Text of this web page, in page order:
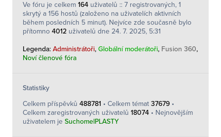
Ve fóru je celkem 164 uživatelů :: 7 registrovaných, 1
skrytý a 156 hostů (založeno na uživatelích aktivních
během posledních 5 minut). Nejvíce zde současně bylo
přítomno 4012 uživatelů dne 24. 7. 2025, 5:31
Legenda: Administrátoři, Globální moderátoři, Fusion 360,
Noví členové fóra
Statistiky
Celkem příspěvků 488781 • Celkem témat 37679 •
Celkem zaregistrovaných uživatelů 18074 • Nejnovějším
uživatelem je SuchomelPLASTY